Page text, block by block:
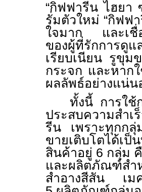
“กิฟฟารีน ไฮยา
รั่มตัวใหม่ “กิฟฟ
ใจมาก และเชื่อ
ของผู้ที่รักการดู
เรียบเนียน รูขุม
กระจก และหาก
ผลลัพธ์อย่างแน่น
ทั้งนี้ การใช้
ประสบความสำเ
รีน เพราะทุกกลุ่
ขายเติบโตได้เ
สินค้าอยู่ 6 กลุ่ม
และผลิตภัณฑ์ส
สำอางสีสัน เ